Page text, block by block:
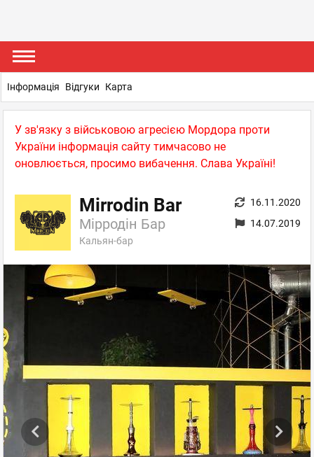
У зв'язку з військовою агресією Мордора проти
України інформація сайту тимчасово не
оновлюється, просимо вибачення. Слава Україні!
Mirrodin Bar
Мірродін Бар
Кальян-бар
16.11.2020
14.07.2019
Інформація Відгуки Карта